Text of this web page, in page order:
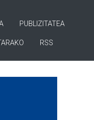
PUBLIZITATEA
RSS